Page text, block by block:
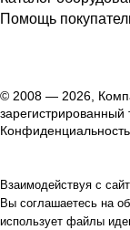
Помощь
© 2008 — 2026,
зарегистрированный
Конфиденциальность
Взаимодействуя с
Вы соглашаетесь на
использует файлы